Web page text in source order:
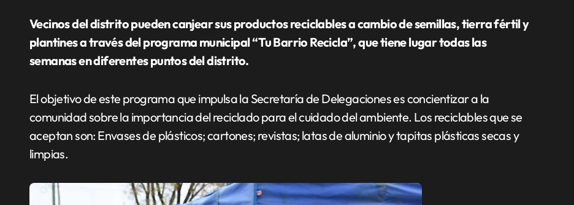
Vecinos del distrito pueden canjear sus productos reciclables a cambio de semillas, tierra fértil y
plantines a través del programa municipal “Tu Barrio Recicla”, que tiene lugar todas las
semanas en diferentes puntos del distrito.
El objetivo de este programa que impulsa la Secretaría de Delegaciones es concientizar a la
comunidad sobre la importancia del reciclado para el cuidado del ambiente. Los reciclables que se
aceptan son: Envases de plásticos; cartones; revistas; latas de aluminio y tapitas plásticas secas y
limpias.